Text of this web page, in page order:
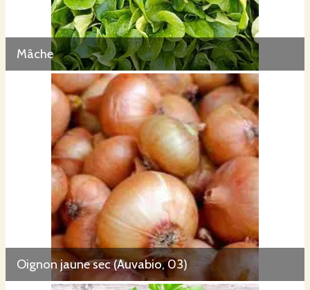
Mâche
Oignon jaune sec (Auvabio, 03)